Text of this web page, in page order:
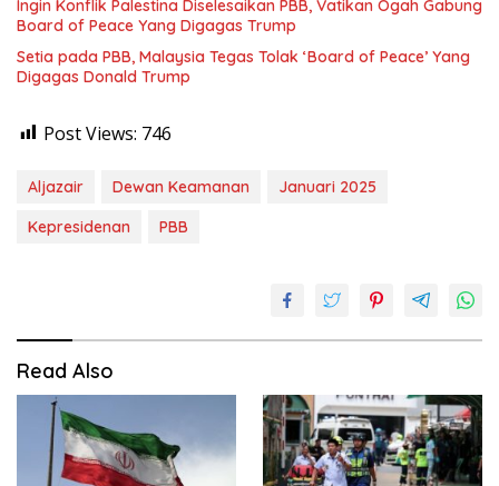
Ingin Konflik Palestina Diselesaikan PBB, Vatikan Ogah Gabung
Board of Peace Yang Digagas Trump
Setia pada PBB, Malaysia Tegas Tolak ‘Board of Peace’ Yang
Digagas Donald Trump
Post Views: 746
Aljazair Dewan Keamanan
Januari 2025
Kepresidenan
PBB
Read Also